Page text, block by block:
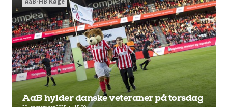
AaB hylder danske veteraner på torsdag